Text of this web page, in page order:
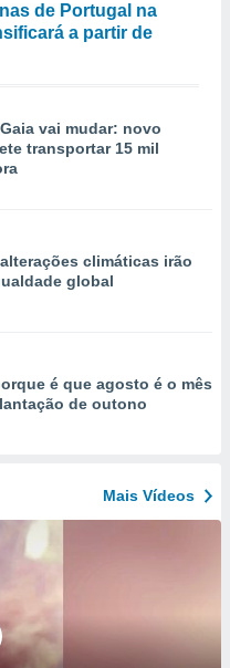
de Portugal na
a partir de
vai mudar: novo
transportar 15 mil
climáticas irão
global
é que agosto é o mês
de outono
Mais Vídeos